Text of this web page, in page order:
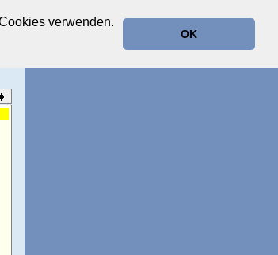
verwenden.
OK